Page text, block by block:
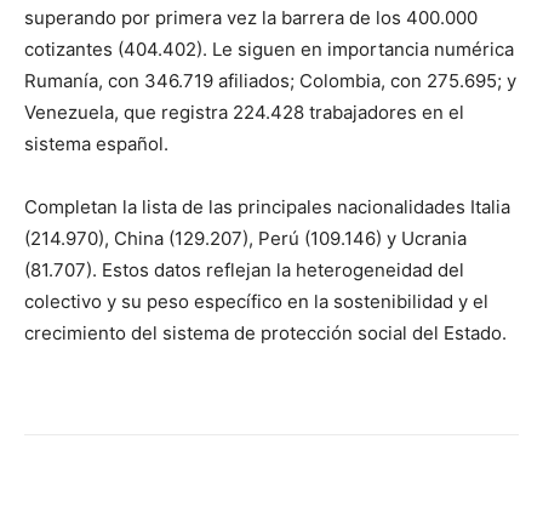
superando por primera vez la barrera de los 400.000
cotizantes (404.402). Le siguen en importancia numérica
Rumanía, con 346.719 afiliados; Colombia, con 275.695; y
Venezuela, que registra 224.428 trabajadores en el
sistema español.
Completan la lista de las principales nacionalidades Italia
(214.970), China (129.207), Perú (109.146) y Ucrania
(81.707). Estos datos reflejan la heterogeneidad del
colectivo y su peso específico en la sostenibilidad y el
crecimiento del sistema de protección social del Estado.